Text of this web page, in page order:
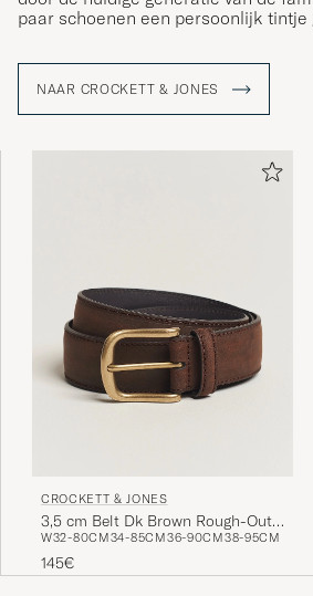
paar schoenen een persoonlijk tintje
NAAR CROCKETT & JONES
CROCKETT & JONES
3,5 cm Belt Dk Brown Rough-Out
Suede
W32-80CM34-85CM36-90CM38-95CM
145€